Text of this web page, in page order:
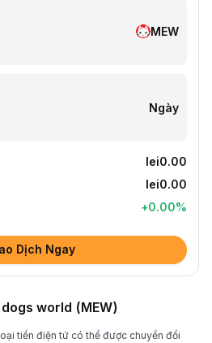
MEW
Ngày
lei0.00
lei0.00
+0.00%
Dịch Ngay
world (MEW)
tiền điện tử có thể được chuyển đổi